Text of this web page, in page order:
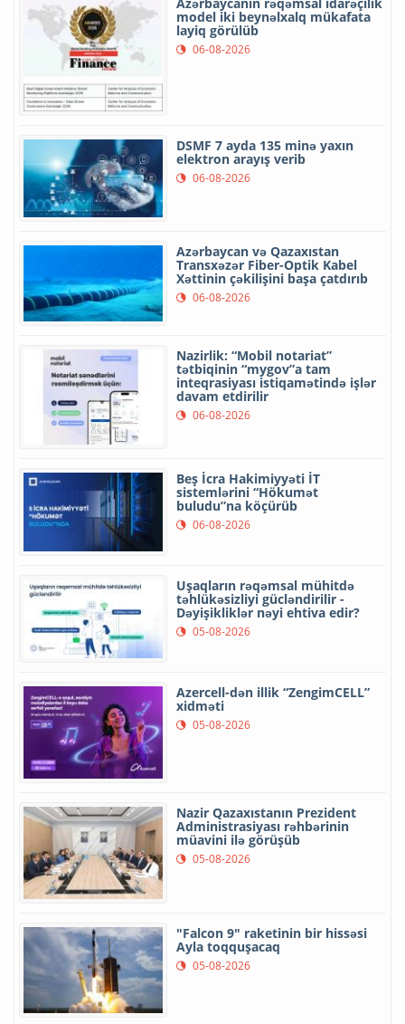
Azərbaycanın rəqəmsal idarəçilik
model iki beynəlxalq mükafata
layiq görülüb
06-08-2026
DSMF 7 ayda 135 minə yaxın
elektron arayış verib
06-08-2026
Azərbaycan və Qazaxıstan
Transxəzər Fiber-Optik Kabel
Xəttinin çəkilişini başa çatdırıb
06-08-2026
Nazirlik: “Mobil notariat”
tətbiqinin “mygov”a tam
inteqrasiyası istiqamətində işlər
davam etdirilir
06-08-2026
Beş İcra Hakimiyyəti İT
sistemlərini “Hökumət
buludu”na köçürüb
06-08-2026
Uşaqların rəqəmsal mühitdə
təhlükəsizliyi gücləndirilir -
Dəyişikliklər nəyi ehtiva edir?
05-08-2026
Azercell-dən illik “ZengimCELL”
xidməti
05-08-2026
Nazir Qazaxıstanın Prezident
Administrasiyası rəhbərinin
müavini ilə görüşüb
05-08-2026
"Falcon 9" raketinin bir hissəsi
Ayla toqquşacaq
05-08-2026